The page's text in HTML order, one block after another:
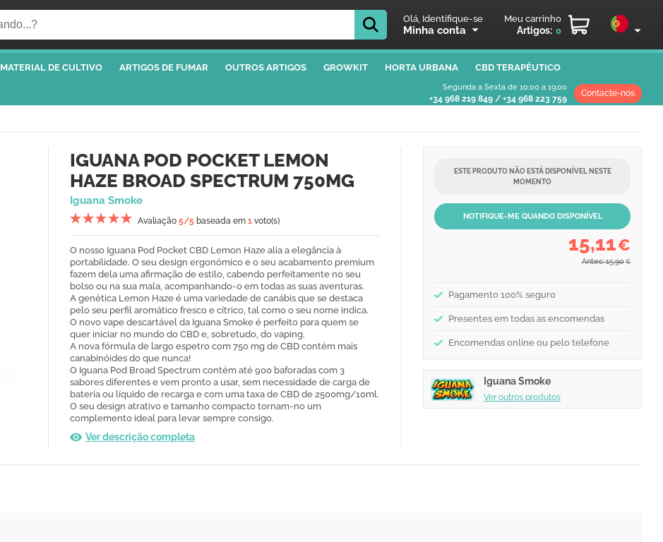
Olá, Identifique-se
Minha conta
Meu carrinho
Artigos: 0
MATERIAL DE CULTIVO ARTIGOS DE FUMAR OUTROS ARTIGOS GROWKIT HORTA URBANA CBD TERAPÊUTICO
Segunda a Sexta de 10:00 a 19:00
+34 968 219 849 / +34 968 223 759
Contacte-nos
IGUANA POD POCKET LEMON
HAZE BROAD SPECTRUM 750MG
Iguana Smoke
Avaliação 5/5 baseada em 1 voto(s)
O nosso Iguana Pod Pocket CBD Lemon Haze alia a elegância à
portabilidade. O seu design ergonómico e o seu acabamento premium
fazem dela uma afirmação de estilo, cabendo perfeitamente no seu
bolso ou na sua mala, acompanhando-o em todas as suas aventuras.
A genética Lemon Haze é uma variedade de canábis que se destaca
pelo seu perfil aromático fresco e cítrico, tal como o seu nome indica.
O novo vape descartável da Iguana Smoke é perfeito para quem se
quer iniciar no mundo do CBD e, sobretudo, do vaping.
A nova fórmula de largo espetro com 750 mg de CBD contém mais
canabinóides do que nunca!
O Iguana Pod Broad Spectrum contém até 900 baforadas com 3
sabores diferentes e vem pronto a usar, sem necessidade de carga de
bateria ou líquido de recarga e com uma taxa de CBD de 2500mg/10ml.
O seu design atrativo e tamanho compacto tornam-no um
complemento ideal para levar sempre consigo.
Ver descrição completa
ESTE PRODUTO NÃO ESTÁ DISPONÍVEL NESTE
MOMENTO
NOTIFIQUE-ME QUANDO DISPONÍVEL
15,11€
Antes: 15,90 €
Pagamento 100% seguro
Presentes em todas as encomendas
Encomendas online ou pelo telefone
Iguana Smoke
Ver outros produtos